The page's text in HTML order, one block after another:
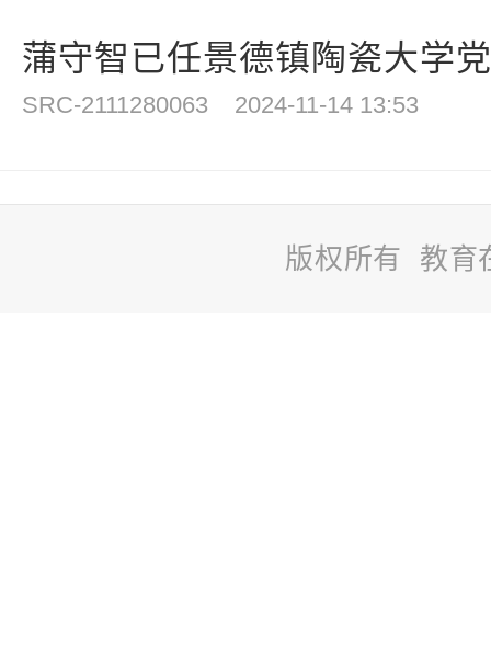
蒲守智已任景德镇陶瓷大学
SRC-2111280063 2024-11-14 13:53
版权所有 教育